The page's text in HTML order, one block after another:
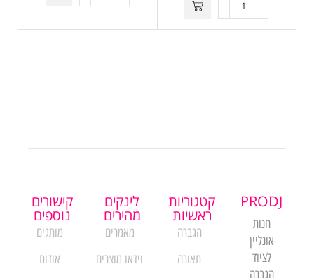
PRODJ
חנות
אונליין
לציוד
הגברה
קטגוריות
ראשיות
הגברה
תאורה
לינקים
מהירים
מאמרים
וידאו מוצרים
קישורים
נוספים
מותגים
אודות